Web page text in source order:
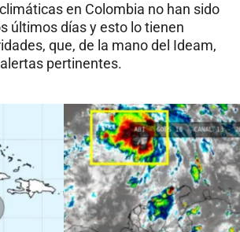
en Colombia no han sido
últimos días y esto lo tienen
que, de la mano del Ideam,
pertinentes.